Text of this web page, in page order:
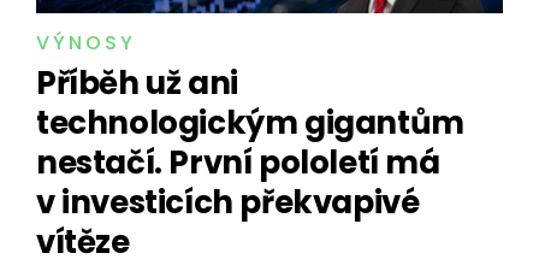
VÝNOSY
Příběh už ani
technologickým gigantům
nestačí. První pololetí má
v investicích překvapivé
vítěze